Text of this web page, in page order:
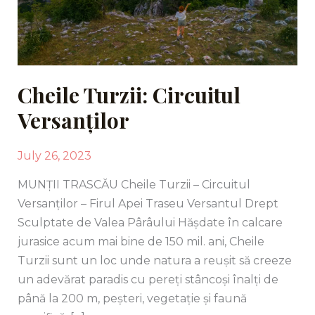
Cheile Turzii: Circuitul
Versanților
July 26, 2023
MUNȚII TRASCĂU Cheile Turzii – Circuitul
Versanților – Firul Apei Traseu Versantul Drept
Sculptate de Valea Pârâului Hășdate în calcare
jurasice acum mai bine de 150 mil. ani, Cheile
Turzii sunt un loc unde natura a reușit să creeze
un adevărat paradis cu pereți stâncoși înalți de
până la 200 m, peșteri, vegetație și faună